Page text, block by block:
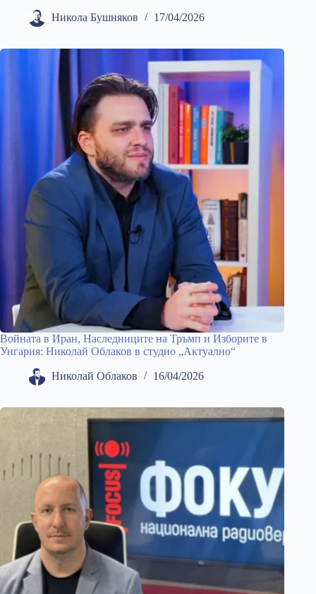
Никола Бушняков 17/04/2026
Войната в Иран, Наследниците на Тръмп и Изборите в
Унгария: Николай Облаков в студио „Актуално“
Николай Облаков 16/04/2026